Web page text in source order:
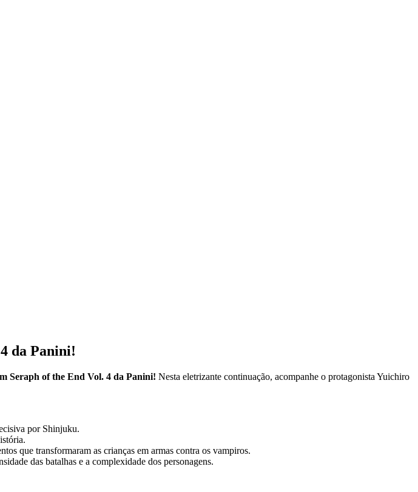
da Panini!
Seraph of the End Vol. 4 da Panini! Nesta eletrizante continuação, acompanhe o protagonista Yuichiro
por Shinjuku.
que transformaram as crianças em armas contra os vampiros.
das batalhas e a complexidade dos personagens.